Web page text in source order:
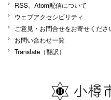
RSS、Atom配信について
ウェブアクセシビリティ
ご意見・お問合せをお寄せくださ
お問い合わせ一覧
Translate（翻訳）